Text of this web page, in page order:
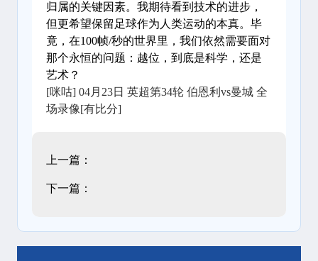
归属的关键因素。我期待看到技术的进步，
但更希望保留足球作为人类运动的本真。毕
竟，在100帧/秒的世界里，我们依然需要面对
那个永恒的问题：越位，到底是科学，还是
艺术？
[咪咕] 04月23日 英超第34轮 伯恩利vs曼城 全
场录像[有比分]
上一篇：
下一篇：